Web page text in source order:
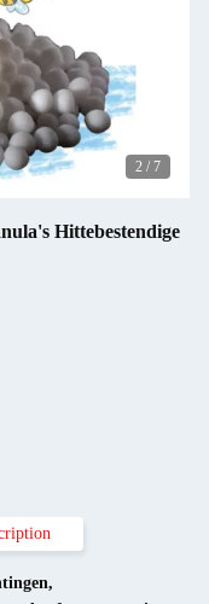
2 / 7
Hittebestendige
,